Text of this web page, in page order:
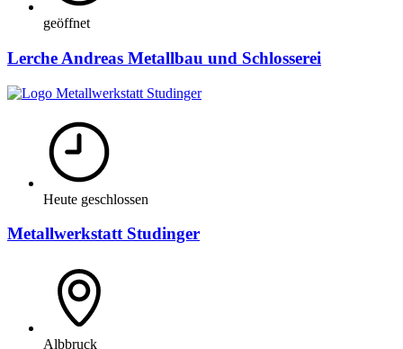
geöffnet
Lerche Andreas Metallbau und Schlosserei
Heute geschlossen
Metallwerkstatt Studinger
Albbruck